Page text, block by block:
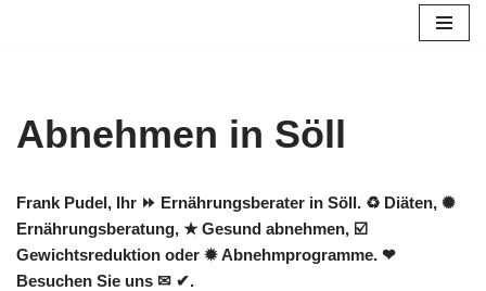
Abnehmen in Söll
Frank Pudel, Ihr ⏩ Ernährungsberater in Söll. ♻ Diäten, ✺
Ernährungsberatung, ★ Gesund abnehmen, ☑️
Gewichtsreduktion oder ✹ Abnehmprogramme. ❤
Besuchen Sie uns ✉ ✔.